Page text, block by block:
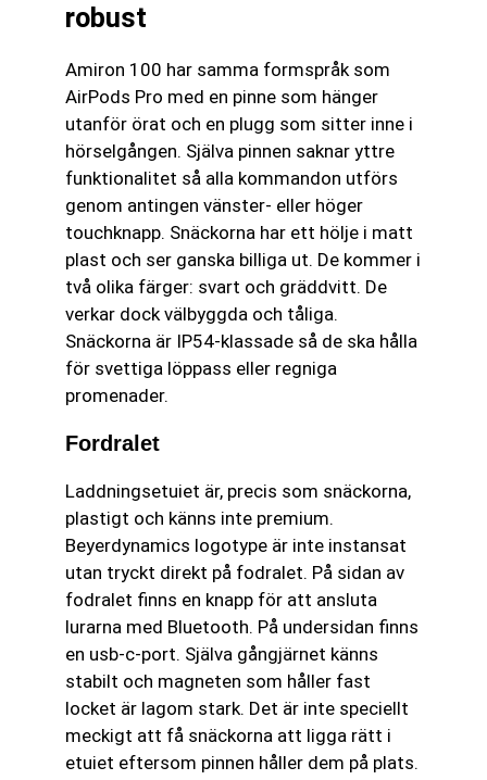
robust
Amiron 100 har samma formspråk som
AirPods Pro med en pinne som hänger
utanför örat och en plugg som sitter inne i
hörselgången. Själva pinnen saknar yttre
funktionalitet så alla kommandon utförs
genom antingen vänster- eller höger
touchknapp. Snäckorna har ett hölje i matt
plast och ser ganska billiga ut. De kommer i
två olika färger: svart och gräddvitt. De
verkar dock välbyggda och tåliga.
Snäckorna är IP54-klassade så de ska hålla
för svettiga löppass eller regniga
promenader.
Fordralet
Laddningsetuiet är, precis som snäckorna,
plastigt och känns inte premium.
Beyerdynamics logotype är inte instansat
utan tryckt direkt på fodralet. På sidan av
fodralet finns en knapp för att ansluta
lurarna med Bluetooth. På undersidan finns
en usb-c-port. Själva gångjärnet känns
stabilt och magneten som håller fast
locket är lagom stark. Det är inte speciellt
meckigt att få snäckorna att ligga rätt i
etuiet eftersom pinnen håller dem på plats.